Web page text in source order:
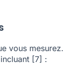
vous mesurez.
[7] :